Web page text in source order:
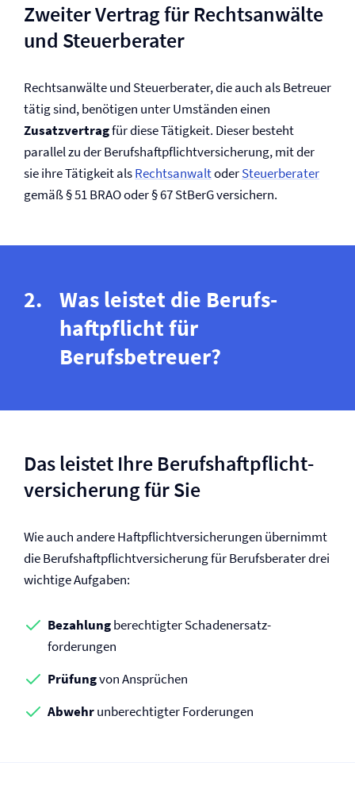
Zweiter Vertrag für Rechtsanwälte
und Steuerberater
Rechtsanwälte und Steuerberater, die auch als Betreuer
tätig sind, benötigen unter Umständen einen
Zusatzvertragfür diese Tätigkeit. Dieser besteht
parallel zu der Berufs­haftpflicht­versicherung, mit der
sie ihre Tätigkeit alsRechtsanwaltoderSteuerberater
gemäß § 51 BRAO oder § 67 StBerG versichern.
Was leistet die Berufs­
haftpflicht für
Berufsbetreuer?
Das leistet Ihre Berufs­haftpflicht­
versicherung für Sie
Wie auch andere Haftpflicht­versicherungen übernimmt
die Berufs­haftpflicht­versicherung für Berufsberater drei
wichtige Aufgaben:
Bezahlungberechtigter Schadenersatz­
forderungen
Prüfungvon Ansprüchen
Abwehrunberechtigter Forderungen